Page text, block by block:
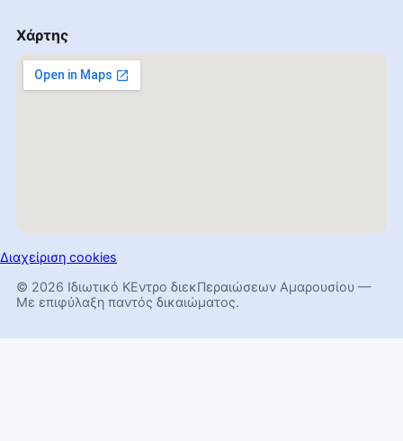
Χάρτης
Διαχείριση cookies
© 2026 Ιδιωτικό ΚΕντρο διεκΠεραιώσεων Αμαρουσίου —
Με επιφύλαξη παντός δικαιώματος.